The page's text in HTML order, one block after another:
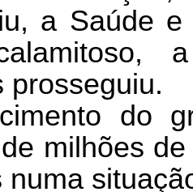
a Saúde
prosseguiu.
do
milhões
numa